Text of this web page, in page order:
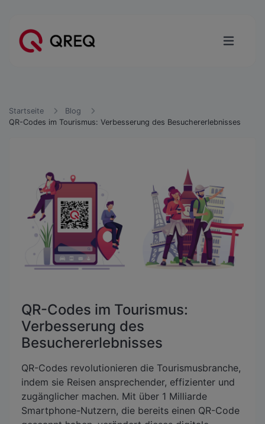
Startseite
Blog
QR-Codes im Tourismus: Verbesserung des Besuchererlebnisses
QR-Codes im Tourismus:
Verbesserung des
Besuchererlebnisses
QR-Codes revolutionieren die Tourismusbranche,
indem sie Reisen ansprechender, effizienter und
zugänglicher machen. Mit über 1 Milliarde
Smartphone-Nutzern, die bereits einen QR-Code